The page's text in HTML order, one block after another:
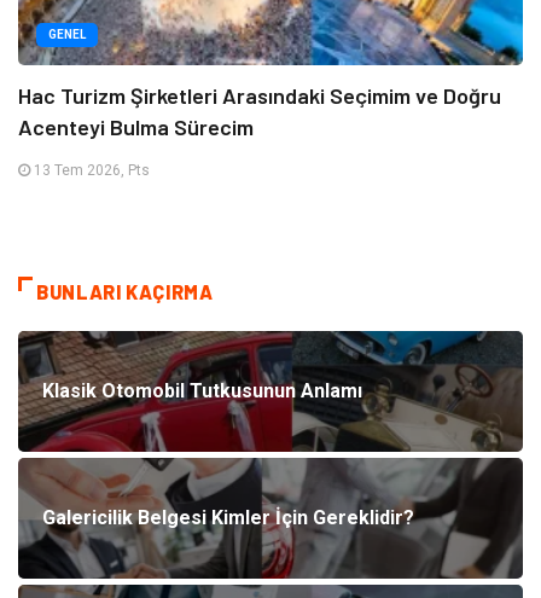
GENEL
Hac Turizm Şirketleri Arasındaki Seçimim ve Doğru
Acenteyi Bulma Sürecim
13 Tem 2026, Pts
BUNLARI KAÇIRMA
Klasik Otomobil Tutkusunun Anlamı
Galericilik Belgesi Kimler İçin Gereklidir?